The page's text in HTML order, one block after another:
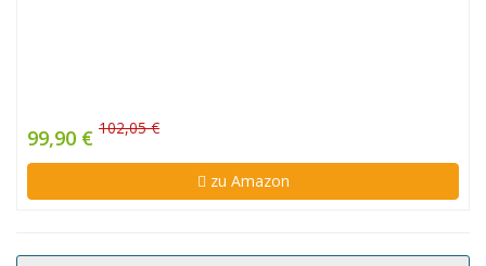
99,90 € 102,05 €
zu Amazon